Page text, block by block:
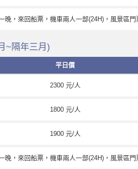
晚，來回船票，機車兩人一部(24H)，風景區
~隔年三月)
平日價
2300 元/人
1800 元/人
1900 元/人
晚，來回船票，機車兩人一部(24H)，風景區